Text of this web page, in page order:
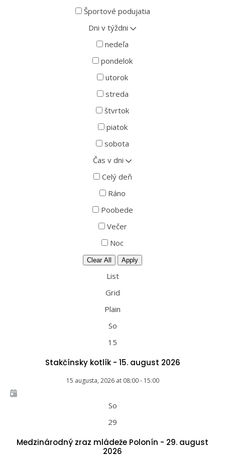
Športové podujatia
Dni v týždni
nedeľa
pondelok
utorok
streda
štvrtok
piatok
sobota
Čas v dni
Celý deň
Ráno
Poobede
Večer
Noc
Clear All Apply
List
Grid
Plain
So
15
Stakčínsky kotlík - 15. august 2026
15 augusta, 2026 at 08:00- 15:00
So
29
Medzinárodný zraz mládeže Polonín - 29. august
2026